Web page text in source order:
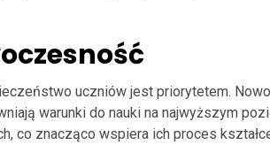
uczniów jest priorytetem.
warunki do nauki na najwyższym
co znacząco wspiera ich proces